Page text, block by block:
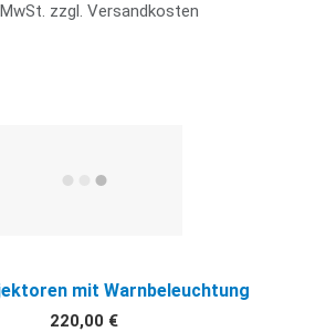
zzgl. Versandkosten
mit Warnbeleuchtung
220,00 €